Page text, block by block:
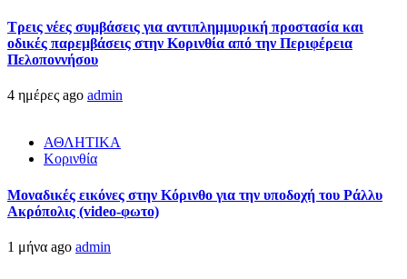
Τρεις νέες συμβάσεις για αντιπλημμυρική προστασία και
οδικές παρεμβάσεις στην Κορινθία από την Περιφέρεια
Πελοποννήσου
4 ημέρες ago admin
ΑΘΛΗΤΙΚΑ
Κορινθία
Μοναδικές εικόνες στην Κόρινθο για την υποδοχή του Ράλλυ
Ακρόπολις (video-φωτο)
1 μήνα ago admin